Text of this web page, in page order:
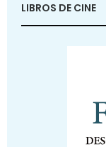
LIBROS DE CINE